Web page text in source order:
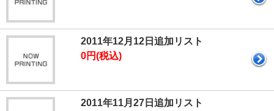
2011年12月12日追加リスト
0円(税込)
2011年11月27日追加リスト